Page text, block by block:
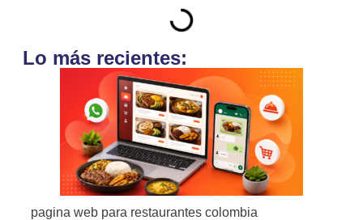
Lo más recientes:
pagina web para restaurantes colombia